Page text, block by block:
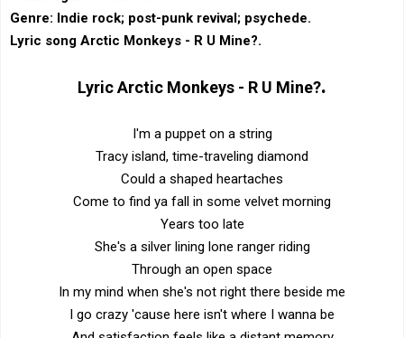
Genre: ‎Indie rock‎; ‎post-punk revival‎; ‎psychede.
Lyric song Arctic Monkeys - R U Mine?.
LyricArctic Monkeys - R U Mine?.
I'm a puppet on a string
Tracy island, time-traveling diamond
Could a shaped heartaches
Come to find ya fall in some velvet morning
Years too late
She's a silver lining lone ranger riding
Through an open space
In my mind when she's not right there beside me
I go crazy 'cause here isn't where I wanna be